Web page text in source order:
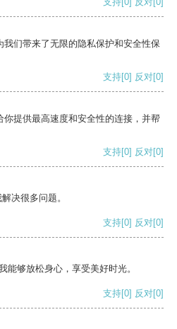
们带来了无限的隐私保护和安全性保
支持[0] 反对[0]
提供最高速度和安全性的连接，并帮
支持[0] 反对[0]
决很多问题。
支持[0] 反对[0]
能够放松身心，享受美好时光。
支持[0] 反对[0]